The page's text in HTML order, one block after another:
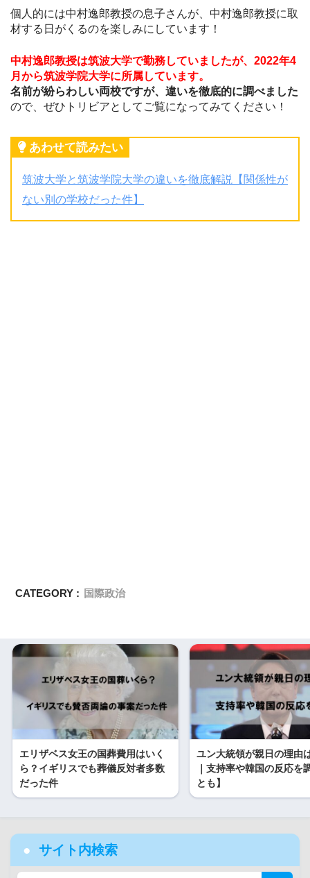
個人的には中村逸郎教授の息子さんが、中村逸郎教授に取
材する日がくるのを楽しみにしています！
中村逸郎教授は筑波大学で勤務していましたが、2022年4
月から筑波学院大学に所属しています。
名前が紛らわしい両校ですが、違いを徹底的に調べました
ので、ぜひトリビアとしてご覧になってみてください！
あわせて読みたい
筑波大学と筑波学院大学の違いを徹底解説【関係性が
ない別の学校だった件】
CATEGORY : 国際政治
エリザベス女王の国葬費用はいく
ら？イギリスでも葬儀反対者多数
だった件
ユン大統領が親日の理由
｜支持率や韓国の反応を
とも】
サイト内検索